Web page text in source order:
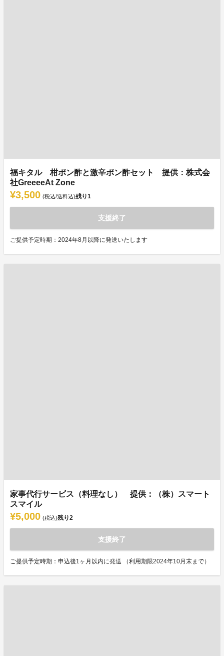
福キタル 柑ポン酢と激辛ポン酢セット 提供：株式会
社GreeeeAt Zone
¥3,500 (税込/送料込)残り1
支援終了
ご提供予定時期：2024年8月以降に発送いたします
家事代行サービス（料理なし） 提供：（株）スマート
スマイル
¥5,000 (税込)残り2
支援終了
ご提供予定時期：申込後1ヶ月以内に発送 （利用期限2024年10月末まで）